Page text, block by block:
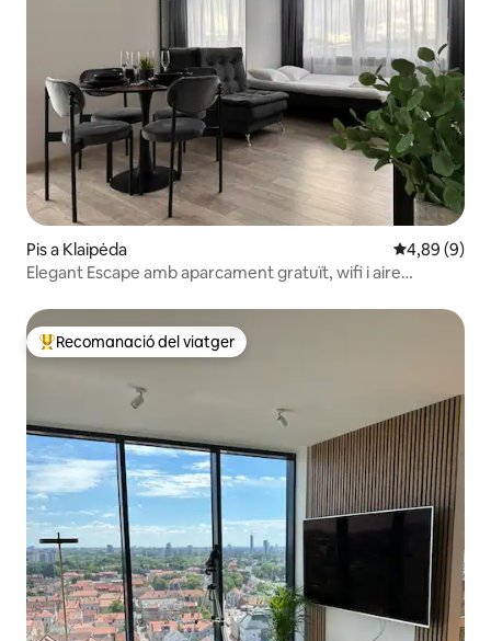
Pis a Klaipėda 4,89 de
4,89 (9)
Elegant Escape amb aparcament gratuït, wifi i aire
Principals recomanacions dels viatgers
Recomanació del viatger